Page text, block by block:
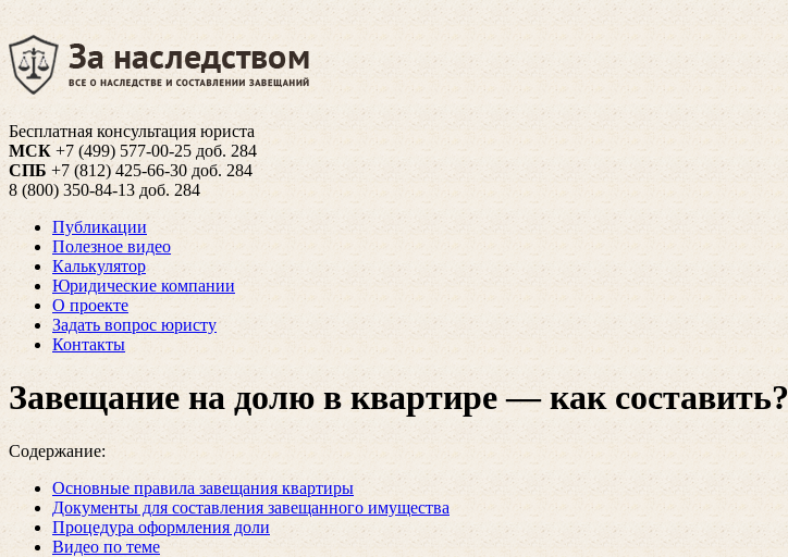
Бесплатная консультация юриста
МСК +7 (499) 577-00-25 доб. 284
СПБ +7 (812) 425-66-30 доб. 284
8 (800) 350-84-13 доб. 284
Публикации
Полезное видео
Калькулятор
Юридические компании
О проекте
Задать вопрос юристу
Контакты
Завещание на долю в квартире — как составить?
Содержание:
Основные правила завещания квартиры
Документы для составления завещанного имущества
Процедура оформления доли
Видео по теме